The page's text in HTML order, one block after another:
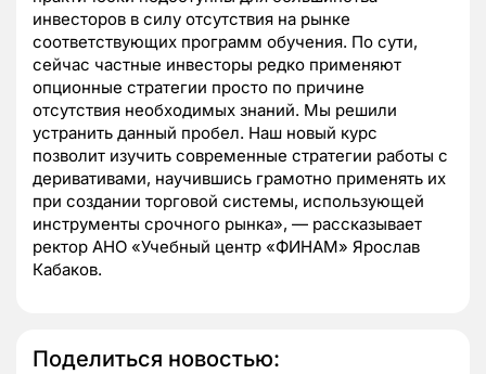
инвесторов в силу отсутствия на рынке
соответствующих программ обучения. По сути,
сейчас частные инвесторы редко применяют
опционные стратегии просто по причине
отсутствия необходимых знаний. Мы решили
устранить данный пробел. Наш новый курс
позволит изучить современные стратегии работы с
деривативами, научившись грамотно применять их
при создании торговой системы, использующей
инструменты срочного рынка», — рассказывает
ректор АНО «Учебный центр «ФИНАМ» Ярослав
Кабаков.
Поделиться новостью: